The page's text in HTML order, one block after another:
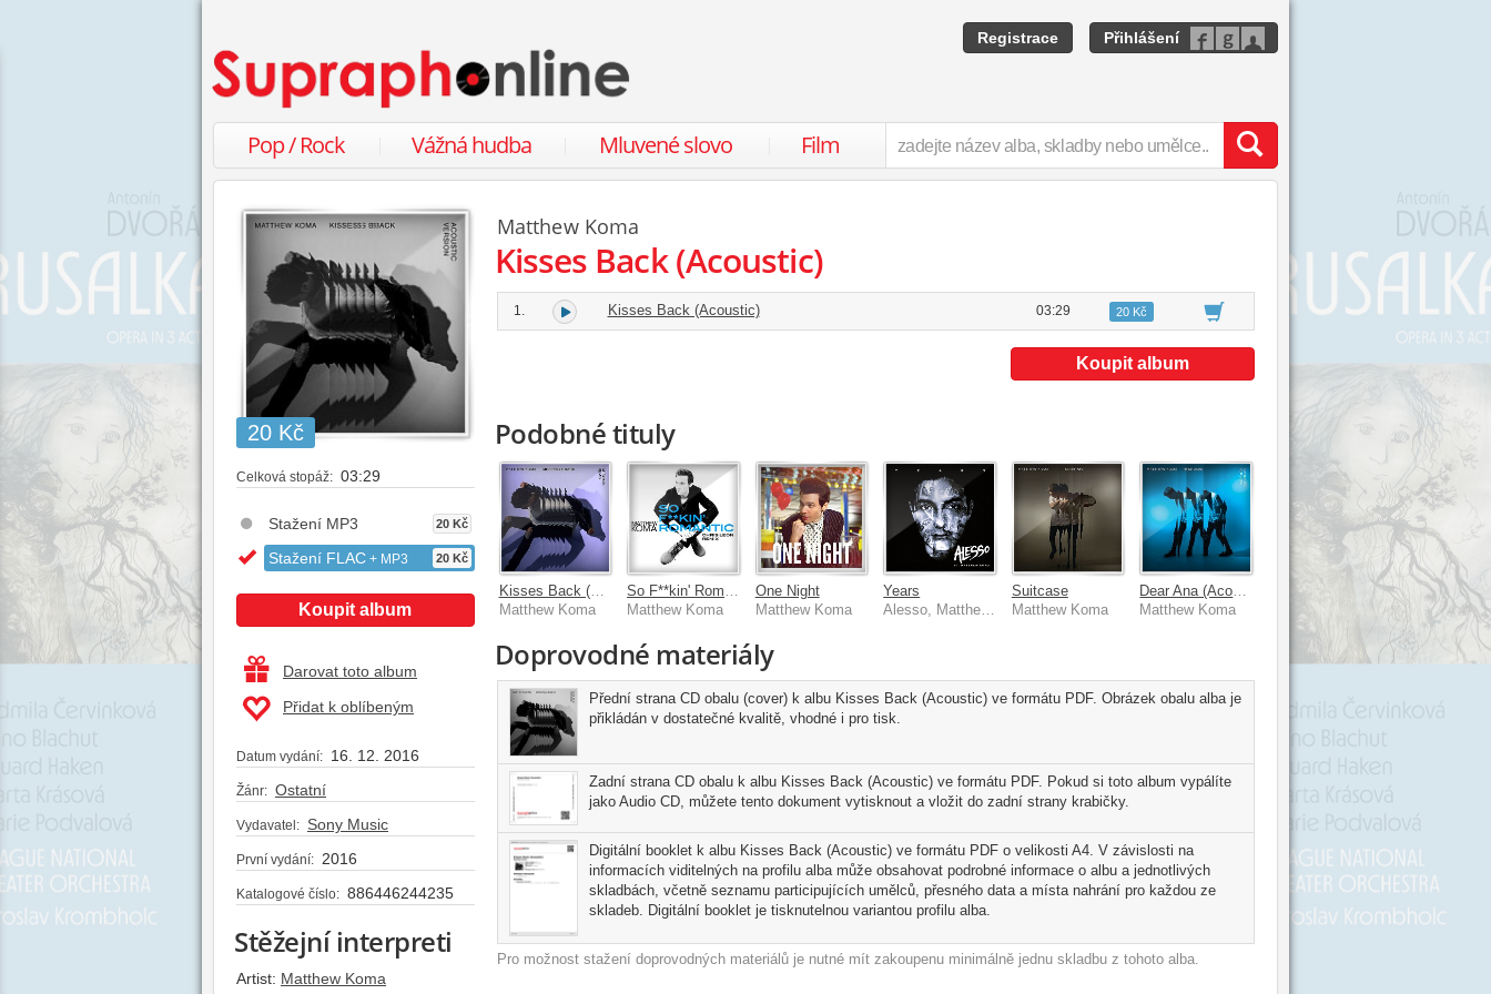
Registrace Přihlášení
Pop / Rock Vážná hudba Mluvené slovo Film
20 Kč
Celková stopáž: 03:29
Stažení MP3 20 Kč
Stažení FLAC + MP3 20 Kč
Koupit album
Darovat toto album
Přidat k oblíbeným
Datum vydání: 16. 12. 2016
Žánr: Ostatní
Vydavatel: Sony Music
První vydání: 2016
Katalogové číslo: 886446244235
Stěžejní interpreti
Artist: Matthew Koma
Matthew Koma
Kisses Back (Acoustic)
1. Kisses Back (Acoustic) 03:29 20 Kč
Koupit album
Podobné tituly
Kisses Back (CRaymak Remix)
Matthew Koma
Matthew Koma
One Night
Matthew Koma
Years
Suitcase
Matthew Koma
Matthew Koma
Doprovodné materiály
Přední strana CD obalu (cover) k albu Kisses Back (Acoustic) ve formátu PDF. Obrázek obalu alba je
přikládán v dostatečné kvalitě, vhodné i pro tisk.
Zadní strana CD obalu k albu Kisses Back (Acoustic) ve formátu PDF. Pokud si toto album vypálíte
jako Audio CD, můžete tento dokument vytisknout a vložit do zadní strany krabičky.
Digitální booklet k albu Kisses Back (Acoustic) ve formátu PDF o velikosti A4. V závislosti na
informacích viditelných na profilu alba může obsahovat podrobné informace o albu a jednotlivých
skladbách, včetně seznamu participujících umělců, přesného data a místa nahrání pro každou ze
skladeb. Digitální booklet je tisknutelnou variantou profilu alba.
Pro možnost stažení doprovodných materiálů je nutné mít zakoupenu minimálně jednu skladbu z tohoto alba.